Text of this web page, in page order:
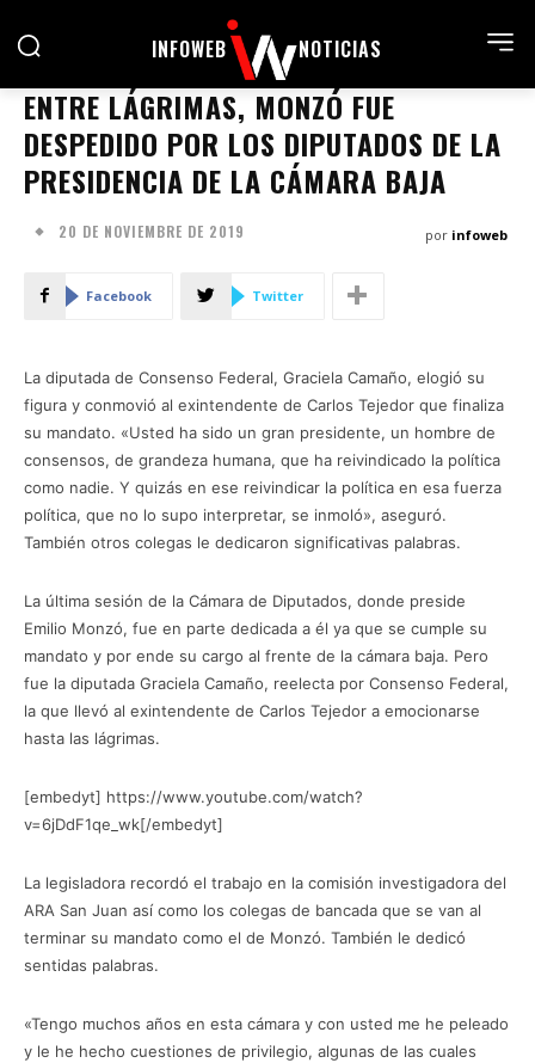
INFOWEB NOTICIAS
ENTRE LÁGRIMAS, MONZÓ FUE
DESPEDIDO POR LOS DIPUTADOS DE LA
PRESIDENCIA DE LA CÁMARA BAJA
20 DE NOVIEMBRE DE 2019 por infoweb
Facebook Twitter
La diputada de Consenso Federal, Graciela Camaño, elogió su
figura y conmovió al exintendente de Carlos Tejedor que finaliza
su mandato. «Usted ha sido un gran presidente, un hombre de
consensos, de grandeza humana, que ha reivindicado la política
como nadie. Y quizás en ese reivindicar la política en esa fuerza
política, que no lo supo interpretar, se inmoló», aseguró.
También otros colegas le dedicaron significativas palabras.
La última sesión de la Cámara de Diputados, donde preside
Emilio Monzó, fue en parte dedicada a él ya que se cumple su
mandato y por ende su cargo al frente de la cámara baja. Pero
fue la diputada Graciela Camaño, reelecta por Consenso Federal,
la que llevó al exintendente de Carlos Tejedor a emocionarse
hasta las lágrimas.
[embedyt] https://www.youtube.com/watch?
v=6jDdF1qe_wk[/embedyt]
La legisladora recordó el trabajo en la comisión investigadora del
ARA San Juan así como los colegas de bancada que se van al
terminar su mandato como el de Monzó. También le dedicó
sentidas palabras.
«Tengo muchos años en esta cámara y con usted me he peleado
y le he hecho cuestiones de privilegio, algunas de las cuales